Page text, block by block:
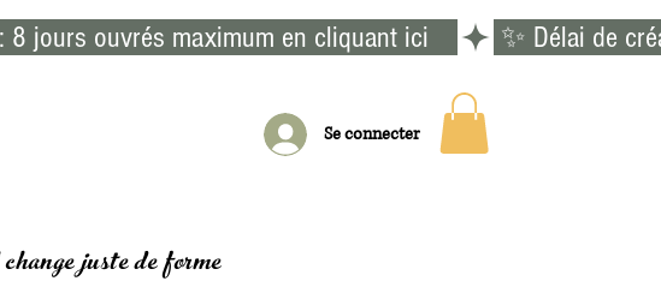
: 8 jours ouvrés maximum en cliquant ici
Se connecter
changejuste de forme